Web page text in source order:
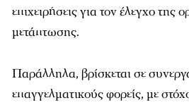
επιχειρήσεις για τον έλεγχο της
μετάπτωσης.
Παράλληλα, βρίσκεται σε
επαγγελματικούς φορείς, με